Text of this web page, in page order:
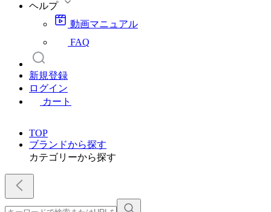
ヘルプ
動画マニュアル
FAQ
新規登録
ログイン
カート
TOP
ブランドから探す
カテゴリーから探す